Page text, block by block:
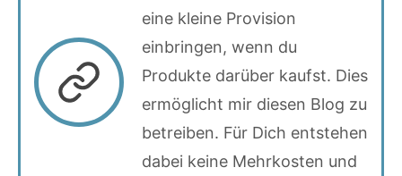
eine kleine Provision
einbringen, wenn du
Produkte darüber kaufst. Dies
ermöglicht mir diesen Blog zu
betreiben. Für Dich entstehen
dabei keine Mehrkosten und